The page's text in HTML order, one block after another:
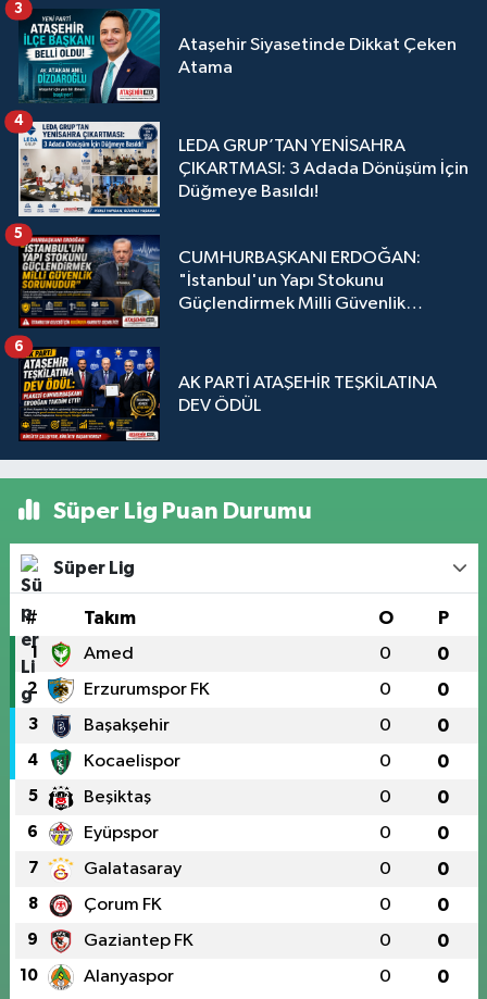
Ataşehir Siyasetinde Dikkat Çeken
Atama
3
LEDA GRUP’TAN YENİSAHRA
ÇIKARTMASI: 3 Adada Dönüşüm İçin
Düğmeye Basıldı!
4
CUMHURBAŞKANI ERDOĞAN:
"İstanbul'un Yapı Stokunu
Güçlendirmek Milli Güvenlik
5
AK PARTİ ATAŞEHİR TEŞKİLATINA
DEV ÖDÜL
6
Süper Lig Puan Durumu
Süper Lig
# Takım O P
1 Amed 0 0
2 Erzurumspor FK 0 0
3 Başakşehir 0 0
4 Kocaelispor 0 0
5 Beşiktaş 0 0
6 Eyüpspor 0 0
7 Galatasaray 0 0
8 Çorum FK 0 0
9 Gaziantep FK 0 0
10 Alanyaspor 0 0